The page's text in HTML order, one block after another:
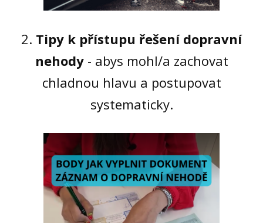
2. Tipy k přístupu řešení dopravní
nehody- abys mohl/a zachovat
chladnou hlavu a postupovat
systematicky.